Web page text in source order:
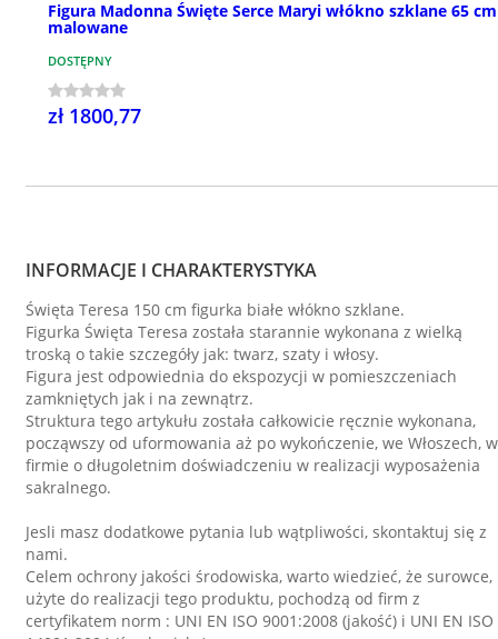
Figura Madonna Święte Serce Maryi włókno szklane 65 cm
malowane
DOSTĘPNY
zł 1800,77
INFORMACJE I CHARAKTERYSTYKA
Święta Teresa 150 cm figurka białe włókno szklane.
Figurka Święta Teresa została starannie wykonana z wielką
troską o takie szczegóły jak: twarz, szaty i włosy.
Figura jest odpowiednia do ekspozycji w pomieszczeniach
zamkniętych jak i na zewnątrz.
Struktura tego artykułu została całkowicie ręcznie wykonana,
począwszy od uformowania aż po wykończenie, we Włoszech, w
firmie o długoletnim doświadczeniu w realizacji wyposażenia
sakralnego.
Jesli masz dodatkowe pytania lub wątpliwości, skontaktuj się z
nami.
Celem ochrony jakości środowiska, warto wiedzieć, że surowce,
użyte do realizacji tego produktu, pochodzą od firm z
certyfikatem norm : UNI EN ISO 9001:2008 (jakość) i UNI EN ISO